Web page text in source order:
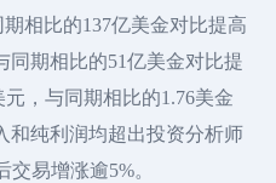
相比的137亿美金对比提高
同期相比的51亿美金对比提
，与同期相比的1.76美金
和纯利润均超出投资分析师
交易增涨逾5%。